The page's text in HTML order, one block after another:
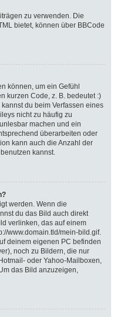
zu verwenden. Die
bietet, können über BBCode
können, um ein Gefühl
kurzen Code, z. B. bedeutet :)
du beim Verfassen eines
nicht zu häufig zu
machen und ein
überarbeiten oder
kann auch die Anzahl der
kannst.
werden. Wenn die
du das Bild auch direkt
verlinken, das auf einem
www.domain.tld/mein-bild.gif.
deinem eigenen PC befinden
noch zu Bildern, die nur
oder Yahoo-Mailboxen,
das Bild anzuzeigen,